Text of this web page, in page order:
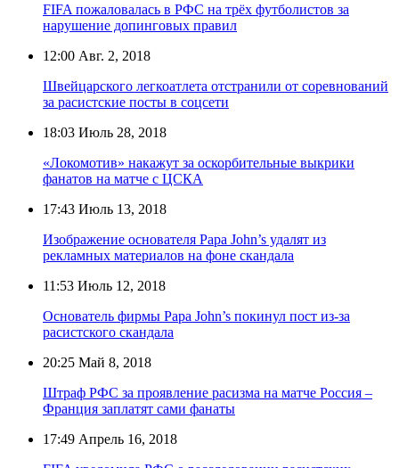
FIFA пожаловалась в РФС на трёх футболистов за
нарушение допинговых правил
12:00 Авг. 2, 2018
Швейцарского легкоатлета отстранили от соревнований
за расистские посты в соцсети
18:03 Июль 28, 2018
«Локомотив» накажут за оскорбительные выкрики
фанатов на матче с ЦСКА
17:43 Июль 13, 2018
Изображение основателя Papa John’s удалят из
рекламных материалов на фоне скандала
11:53 Июль 12, 2018
Основатель фирмы Papa John’s покинул пост из-за
расистского скандала
20:25 Май 8, 2018
Штраф РФС за проявление расизма на матче Россия –
Франция заплатят сами фанаты
17:49 Апрель 16, 2018